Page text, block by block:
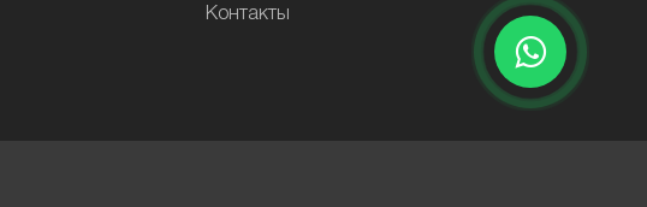
Контакты